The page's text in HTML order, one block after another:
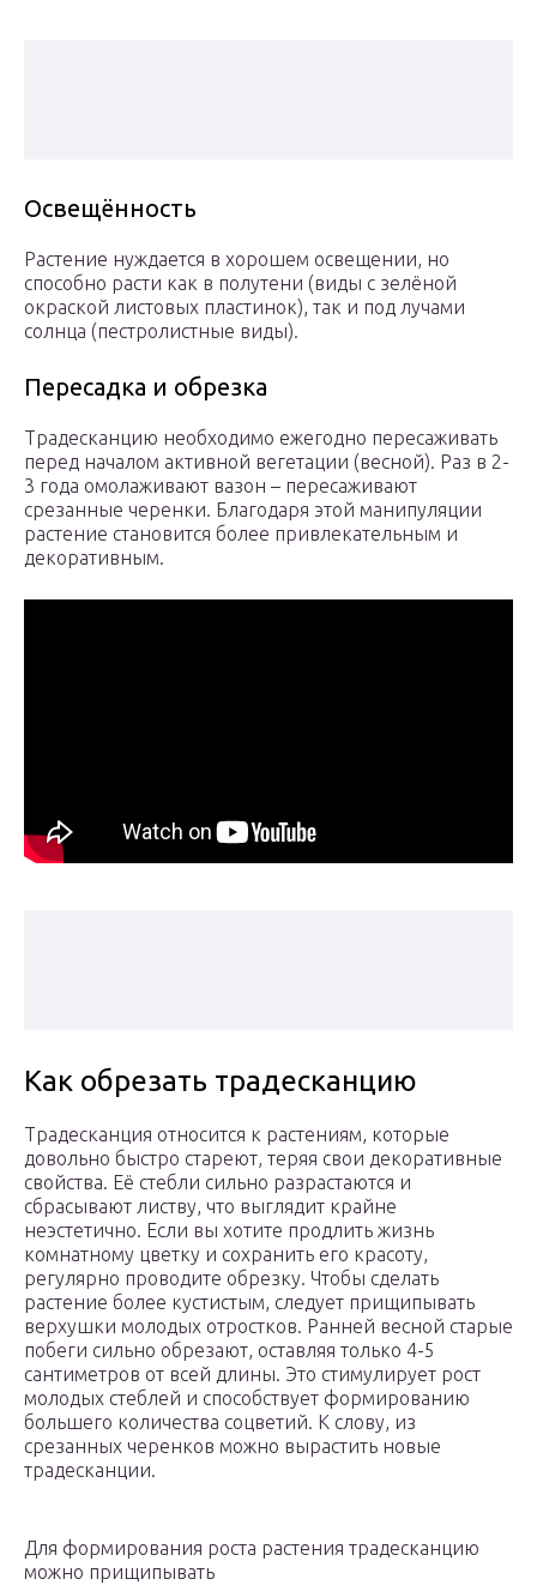
Освещённость
Растение нуждается в хорошем освещении, но
способно расти как в полутени (виды с зелёной
окраской листовых пластинок), так и под лучами
солнца (пестролистные виды).
Пересадка и обрезка
Традесканцию необходимо ежегодно пересаживать
перед началом активной вегетации (весной). Раз в 2-
3 года омолаживают вазон – пересаживают
срезанные черенки. Благодаря этой манипуляции
растение становится более привлекательным и
декоративным.
Как обрезать традесканцию
Традесканция относится к растениям, которые
довольно быстро стареют, теряя свои декоративные
свойства. Её стебли сильно разрастаются и
сбрасывают листву, что выглядит крайне
неэстетично. Если вы хотите продлить жизнь
комнатному цветку и сохранить его красоту,
регулярно проводите обрезку. Чтобы сделать
растение более кустистым, следует прищипывать
верхушки молодых отростков. Ранней весной старые
побеги сильно обрезают, оставляя только 4-5
сантиметров от всей длины. Это стимулирует рост
молодых стеблей и способствует формированию
большего количества соцветий. К слову, из
срезанных черенков можно вырастить новые
традесканции.
Для формирования роста растения традесканцию
можно прищипывать